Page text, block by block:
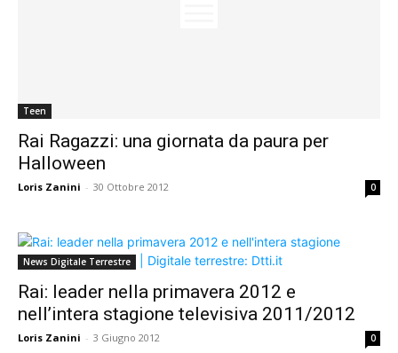
Teen
Rai Ragazzi: una giornata da paura per
Halloween
Loris Zanini - 30 Ottobre 2012 0
News Digitale Terrestre
Rai: leader nella primavera 2012 e
nell’intera stagione televisiva 2011/2012
Loris Zanini - 3 Giugno 2012 0